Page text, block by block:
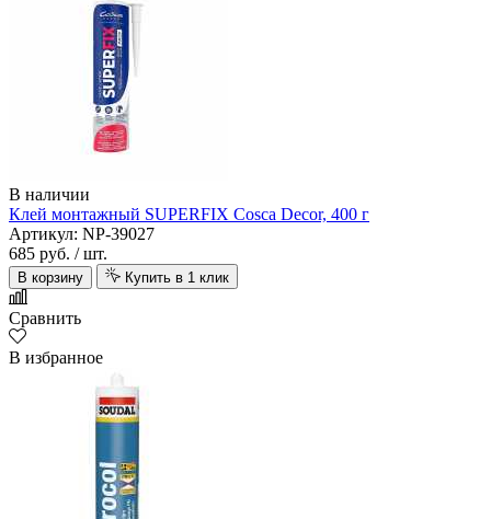
В наличии
Клей монтажный SUPERFIX Cosca Decor, 400 г
Артикул: NP-39027
685 руб. / шт.
В корзину Купить в 1 клик
Сравнить
В избранное